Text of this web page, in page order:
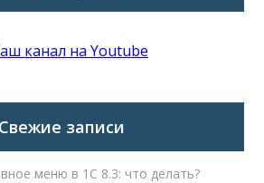
Свежие записи
меню в 1С 8.3: что делать?